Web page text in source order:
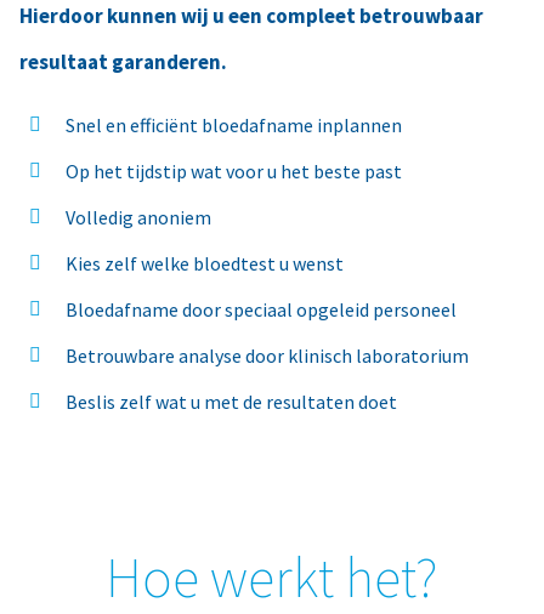
Hierdoor kunnen wij u een compleet betrouwbaar
resultaat garanderen.
Snel en efficiënt bloedafname inplannen
Op het tijdstip wat voor u het beste past
Volledig anoniem
Kies zelf welke bloedtest u wenst
Bloedafname door speciaal opgeleid personeel
Betrouwbare analyse door klinisch laboratorium
Beslis zelf wat u met de resultaten doet
Hoe werkt het?